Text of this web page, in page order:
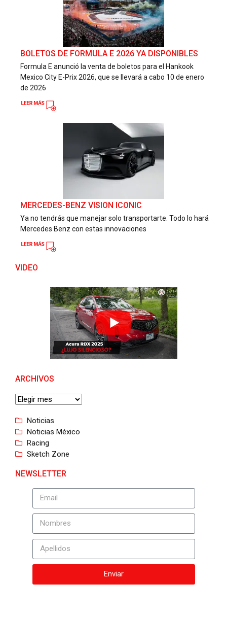
BOLETOS DE FORMULA E 2026 YA DISPONIBLES
Formula E anunció la venta de boletos para el Hankook
Mexico City E-Prix 2026, que se llevará a cabo 10 de enero
de 2026
MERCEDES-BENZ VISION ICONIC
Ya no tendrás que manejar solo transportarte. Todo lo hará
Mercedes Benz con estas innovaciones
VIDEO
ARCHIVOS
Noticias
Noticias México
Racing
Sketch Zone
NEWSLETTER
Enviar